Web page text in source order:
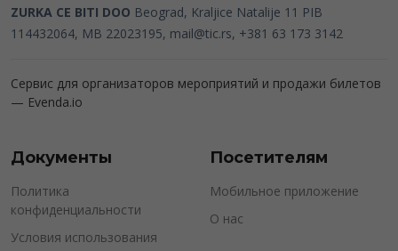
ZURKA CE BITI DOO Beograd, Kraljice Natalije 11 PIB
114432064, MB 22023195, mail@tic.rs, +381 63 173 3142
Сервис для организаторов мероприятий и продажи билетов
— Evenda.io
Документы
Политика
конфиденциальности
Условия использования
Посетителям
Мобильное приложение
О нас